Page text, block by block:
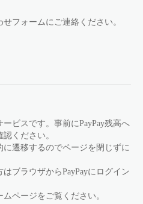
フォームにご連絡ください。
ビスです。事前にPayPay残高へ
ください。
遷移するのでページを閉じずに
ブラウザからPayPayにログイン
ページをご覧ください。